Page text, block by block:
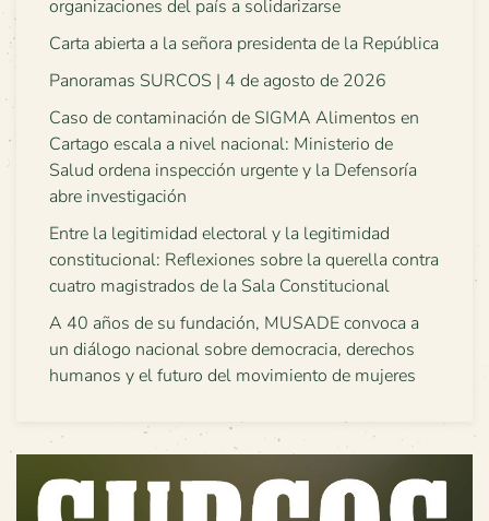
organizaciones del país a solidarizarse
Carta abierta a la señora presidenta de la República
Panoramas SURCOS | 4 de agosto de 2026
Caso de contaminación de SIGMA Alimentos en
Cartago escala a nivel nacional: Ministerio de
Salud ordena inspección urgente y la Defensoría
abre investigación
Entre la legitimidad electoral y la legitimidad
constitucional: Reflexiones sobre la querella contra
cuatro magistrados de la Sala Constitucional
A 40 años de su fundación, MUSADE convoca a
un diálogo nacional sobre democracia, derechos
humanos y el futuro del movimiento de mujeres